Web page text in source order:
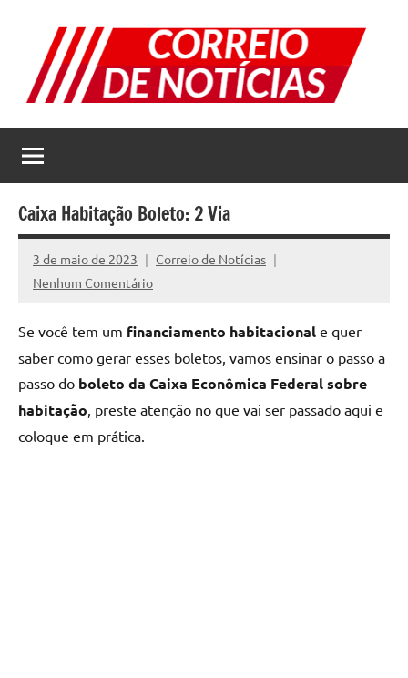
conteúdo
Correio
de
Notícias
as
melhores
notícias
internet
Caixa Habitação Boleto: 2 Via
3 de maio de 2023
Correio de Notícias
Nenhum Comentário
Se você tem um financiamento habitacional e quer
saber como gerar esses boletos, vamos ensinar o passo a
passo do boleto da Caixa Econômica Federal sobre
habitação, preste atenção no que vai ser passado aqui e
coloque em prática.